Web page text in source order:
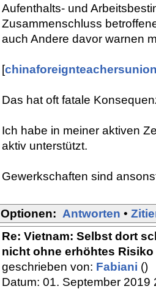
Aufenthalts- und
Zusammenschluss
auch Andere davor warnen
[
Das hat oft fatale
Ich habe in meiner aktiven
aktiv unterstützt.
Gewerkschaften sind
Optionen: Antworten •
Re: Vietnam: Selbst dort
nicht ohne erhöhtes
geschrieben von: Fabiani ()
Datum: 01. September 2019